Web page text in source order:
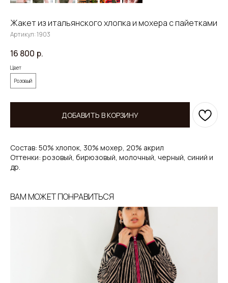
Жакет из итальянского хлопка и мохера с пайетками
Артикул:1903
16 800 р.
Цвет
Розовый
ДОБАВИТЬ В КОРЗИНУ
Состав: 50% хлопок, 30% мохер, 20% акрил
Оттенки: розовый, бирюзовый, молочный, черный, синий и
др.
ВАМ МОЖЕТ ПОНРАВИТЬСЯ